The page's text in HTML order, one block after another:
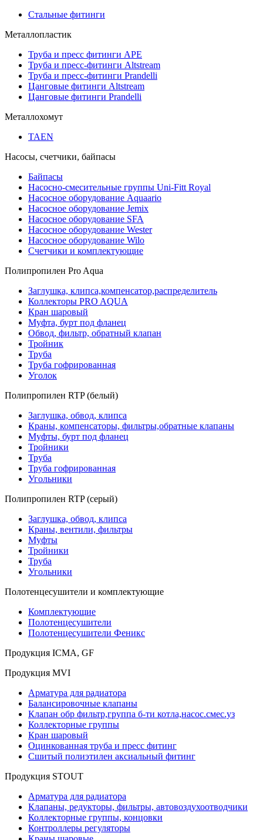
Стальные фитинги
Металлопластик
Труба и пресс фитинги APE
Труба и пресс-фитинги Altstream
Труба и пресс-фитинги Prandelli
Цанговые фитинги Altstream
Цанговые фитинги Prandelli
Металлохомут
TAEN
Насосы, счетчики, байпасы
Байпасы
Насосно-смесительные группы Uni-Fitt Royal
Насосное оборудование Aquaario
Насосное оборудование Jemix
Насосное оборудование SFA
Насосное оборудование Wester
Насосное оборудование Wilo
Счетчики и комплектующие
Полипропилен Pro Aqua
Заглушка, клипса,компенсатор,распределитель
Коллекторы PRO AQUA
Кран шаровый
Муфта, бурт под фланец
Обвод, фильтр, обратный клапан
Тройник
Труба
Труба гофрированная
Уголок
Полипропилен RTP (белый)
Заглушка, обвод, клипса
Краны, компенсаторы, фильтры,обратные клапаны
Муфты, бурт под фланец
Тройники
Труба
Труба гофрированная
Угольники
Полипропилен RTP (серый)
Заглушка, обвод, клипса
Краны, вентили, фильтры
Муфты
Тройники
Труба
Угольники
Полотенцесушители и комплектующие
Комплектующие
Полотенцесушители
Полотенцесушители Феникс
Продукция ICMA, GF
Продукция MVI
Арматура для радиатора
Балансировочные клапаны
Клапан обр фильтр,группа б-ти котла,насос.смес.уз
Коллекторные группы
Кран шаровый
Оцинкованная труба и пресс фитинг
Сшитый полиэтилен аксиальный фитинг
Продукция STOUT
Арматура для радиатора
Клапаны, редукторы, фильтры, автовоздухоотводчики
Коллекторные группы, концовки
Контроллеры регуляторы